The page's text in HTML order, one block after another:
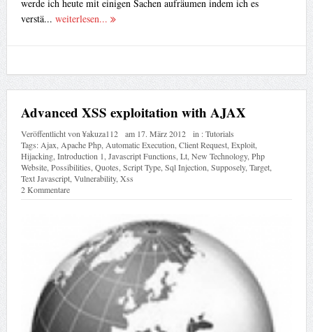
werde ich heute mit einigen Sachen aufräumen indem ich es
verstä... weiterlesen...
Advanced XSS exploitation with AJAX
Veröffentlicht von¥akuza112 am 17. März 2012 in :Tutorials
Tags: Ajax Apache Php, Automatic Execution Client Request, Exploit,
Hijacking, Introduction 1 Javascript Functions Lt, New Technology, Php
Website, Possibilities Quotes Script Type, Sql Injection Supposely, Target,
Text Javascript, Vulnerability, Xss
2 Kommentare